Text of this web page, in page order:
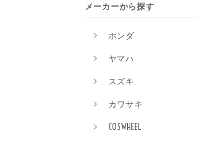
メーカーから探す
ホンダ
ヤマハ
スズキ
カワサキ
COSWHEEL